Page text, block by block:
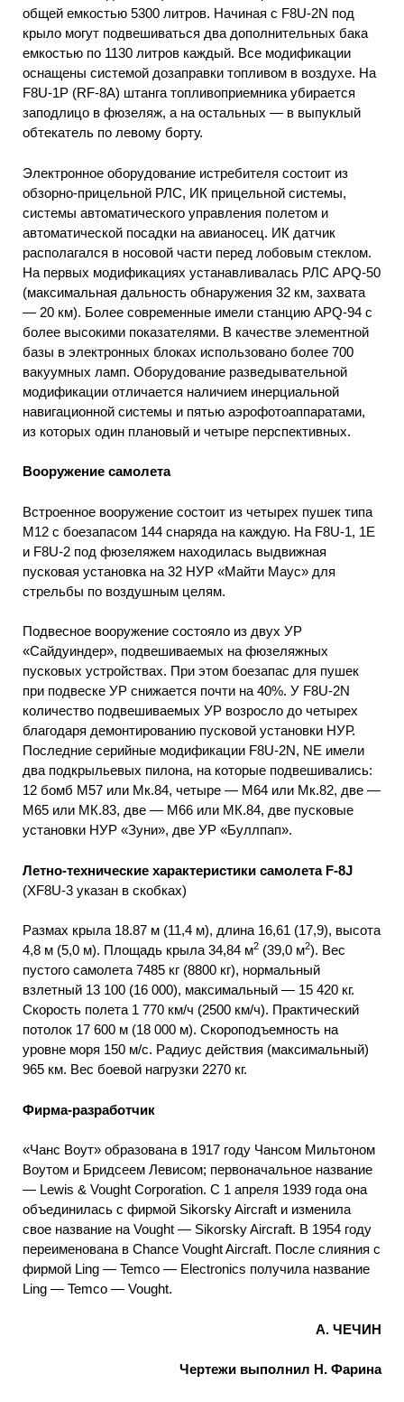
общей емкостью 5300 литров. Начиная с F8U-2N под
крыло могут подвешиваться два дополнительных бака
емкостью по 1130 литров каждый. Все модификации
оснащены системой дозаправки топливом в воздухе. На
F8U-1P (RF-8A) штанга топливоприемника убирается
заподлицо в фюзеляж, а на остальных — в выпуклый
обтекатель по левому борту.
Электронное оборудование истребителя состоит из
обзорно-прицельной РЛС, ИК прицельной системы,
системы автоматического управления полетом и
автоматической посадки на авианосец. ИК датчик
располагался в носовой части перед лобовым стеклом.
На первых модификациях устанавливалась РЛС APQ-50
(максимальная дальность обнаружения 32 км, захвата
— 20 км). Более современные имели станцию APQ-94 с
более высокими показателями. В качестве элементной
базы в электронных блоках использовано более 700
вакуумных ламп. Оборудование разведывательной
модификации отличается наличием инерциальной
навигационной системы и пятью аэрофотоаппаратами,
из которых один плановый и четыре перспективных.
Вооружение самолета
Встроенное вооружение состоит из четырех пушек типа
М12 с боезапасом 144 снаряда на каждую. На F8U-1, 1Е
и F8U-2 под фюзеляжем находилась выдвижная
пусковая установка на 32 НУР «Майти Маус» для
стрельбы по воздушным целям.
Подвесное вооружение состояло из двух УР
«Сайдуиндер», подвешиваемых на фюзеляжных
пусковых устройствах. При этом боезапас для пушек
при подвеске УР снижается почти на 40%. У F8U-2N
количество подвешиваемых УР возросло до четырех
благодаря демонтированию пусковой установки НУР.
Последние серийные модификации F8U-2N, NE имели
два подкрыльевых пилона, на которые подвешивались:
12 бомб М57 или Мк.84, четыре — М64 или Мк.82, две —
М65 или МК.83, две — М66 или МК.84, две пусковые
установки НУР «Зуни», две УР «Буллпап».
Летно-технические характеристики самолета F-8J
(XF8U-3 указан в скобках)
Размах крыла 18.87 м (11,4 м), длина 16,61 (17,9), высота
4,8 м (5,0 м). Площадь крыла 34,84 м2 (39,0 м2). Вес
пустого самолета 7485 кг (8800 кг), нормальный
взлетный 13 100 (16 000), максимальный — 15 420 кг.
Скорость полета 1 770 км/ч (2500 км/ч). Практический
потолок 17 600 м (18 000 м). Скороподъемность на
уровне моря 150 м/с. Радиус действия (максимальный)
965 км. Вес боевой нагрузки 2270 кг.
Фирма-разработчик
«Чанс Воут» образована в 1917 году Чансом Мильтоном
Воутом и Бридсеем Левисом; первоначальное название
— Lewis & Vought Corporation. С 1 апреля 1939 года она
объединилась с фирмой Sikorsky Aircraft и изменила
свое название на Vought — Sikorsky Aircraft. В 1954 году
переименована в Chance Vought Aircraft. После слияния с
фирмой Ling — Temco — Electronics получила название
Ling — Temco — Vought.
А. ЧЕЧИН
Чертежи выполнил H. Фарина